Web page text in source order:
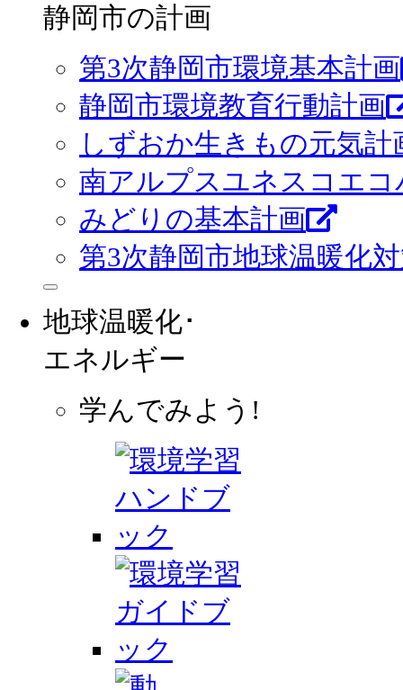
静岡市の計画
第3次静岡市環境基本計画
静岡市環境教育行動計画
しずおか生きもの元気
南アルプスユネスコエ
みどりの基本計画
第3次静岡市地球温暖化
地球温暖化･
エネルギー
学んでみよう!